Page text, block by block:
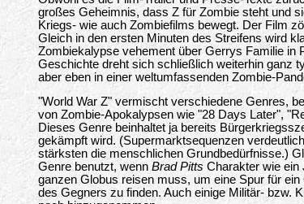
großes Geheimnis, dass Z für Zombie steht und
Kriegs- wie auch Zombiefilms bewegt. Der Film
Gleich in den ersten Minuten des Streifens wird
Zombiekalypse vehement über Gerrys Familie in
Geschichte dreht sich schließlich weiterhin ganz
aber eben in einer weltumfassenden Zombie-
"World War Z" vermischt verschiedene Genres,
von Zombie-Apokalypsen wie "28 Days Later",
Dieses Genre beinhaltet ja bereits
gekämpft wird. (Supermarktsequenzen
stärksten die menschlichen Grundbedürfnisse.)
Genre benutzt, wenn Brad Pitts Charakter wie ein
ganzen Globus reisen muss, um eine Spur für
des Gegners zu finden. Auch einige Militär- bzw.